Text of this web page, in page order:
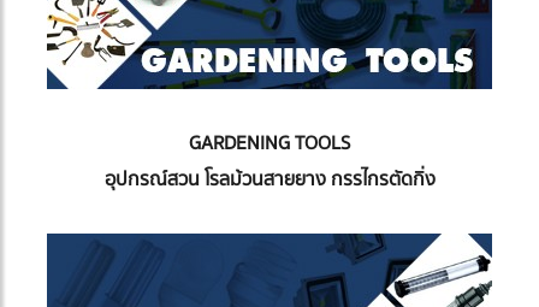
GARDENING TOOLS
อุปกรณ์สวน โรลม้วนสายยาง กรรไกรตัดกิ่ง